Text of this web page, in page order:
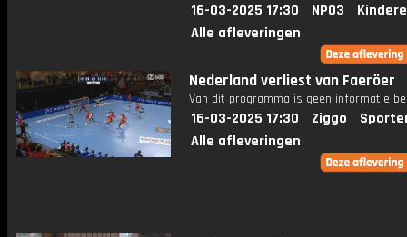
16-03-2025 17:30 NPO3
Alle afleveringen
Nederland verliest van Faeröer
Van dit programma is geen informatie
16-03-2025 17:30 Ziggo
Alle afleveringen